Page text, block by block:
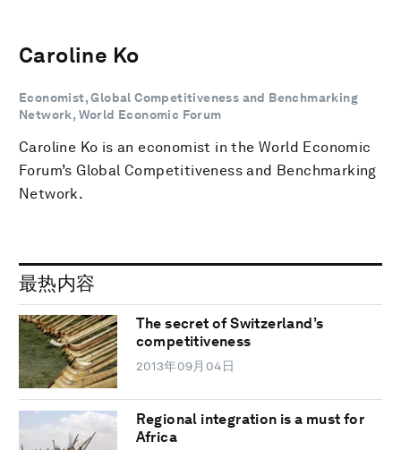
Caroline Ko
Economist, Global Competitiveness and Benchmarking
Network, World Economic Forum
Caroline Ko is an economist in the World Economic
Forum’s Global Competitiveness and Benchmarking
Network.
最热内容
The secret of Switzerland’s
competitiveness
2013年09月04日
Regional integration is a must for
Africa